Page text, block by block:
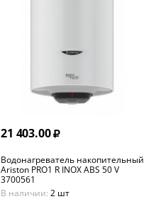
21 403.00
Водонагреватель накопительный
Ariston PRO1 R INOX ABS 50 V
3700561
В наличии: 2 шт